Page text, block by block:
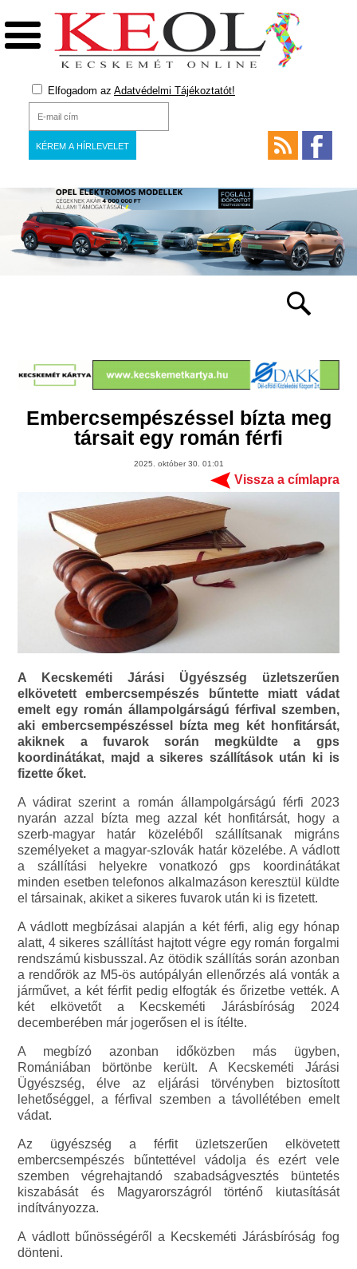
Elfogadom az Adatvédelmi Tájékoztatót!
Embercsempészéssel bízta meg
társait egy román férfi
2025. október 30. 01:01
Vissza a címlapra
A Kecskeméti Járási Ügyészség üzletszerűen
elkövetett embercsempészés bűntette miatt vádat
emelt egy román állampolgárságú férfival szemben,
aki embercsempészéssel bízta meg két honfitársát,
akiknek a fuvarok során megküldte a gps
koordinátákat, majd a sikeres szállítások után ki is
fizette őket.
A vádirat szerint a román állampolgárságú férfi 2023
nyarán azzal bízta meg azzal két honfitársát, hogy a
szerb-magyar határ közeléből szállítsanak migráns
személyeket a magyar-szlovák határ közelébe. A vádlott
a szállítási helyekre vonatkozó gps koordinátákat
minden esetben telefonos alkalmazáson keresztül küldte
el társainak, akiket a sikeres fuvarok után ki is fizetett.
A vádlott megbízásai alapján a két férfi, alig egy hónap
alatt, 4 sikeres szállítást hajtott végre egy román forgalmi
rendszámú kisbusszal. Az ötödik szállítás során azonban
a rendőrök az M5-ös autópályán ellenőrzés alá vonták a
járművet, a két férfit pedig elfogták és őrizetbe vették. A
két elkövetőt a Kecskeméti Járásbíróság 2024
decemberében már jogerősen el is ítélte.
A megbízó azonban időközben más ügyben,
Romániában börtönbe került. A Kecskeméti Járási
Ügyészség, élve az eljárási törvényben biztosított
lehetőséggel, a férfival szemben a távollétében emelt
vádat.
Az ügyészség a férfit üzletszerűen elkövetett
embercsempészés bűntettével vádolja és ezért vele
szemben végrehajtandó szabadságvesztés büntetés
kiszabását és Magyarországról történő kiutasítását
indítványozza.
A vádlott bűnösségéről a Kecskeméti Járásbíróság fog
dönteni.